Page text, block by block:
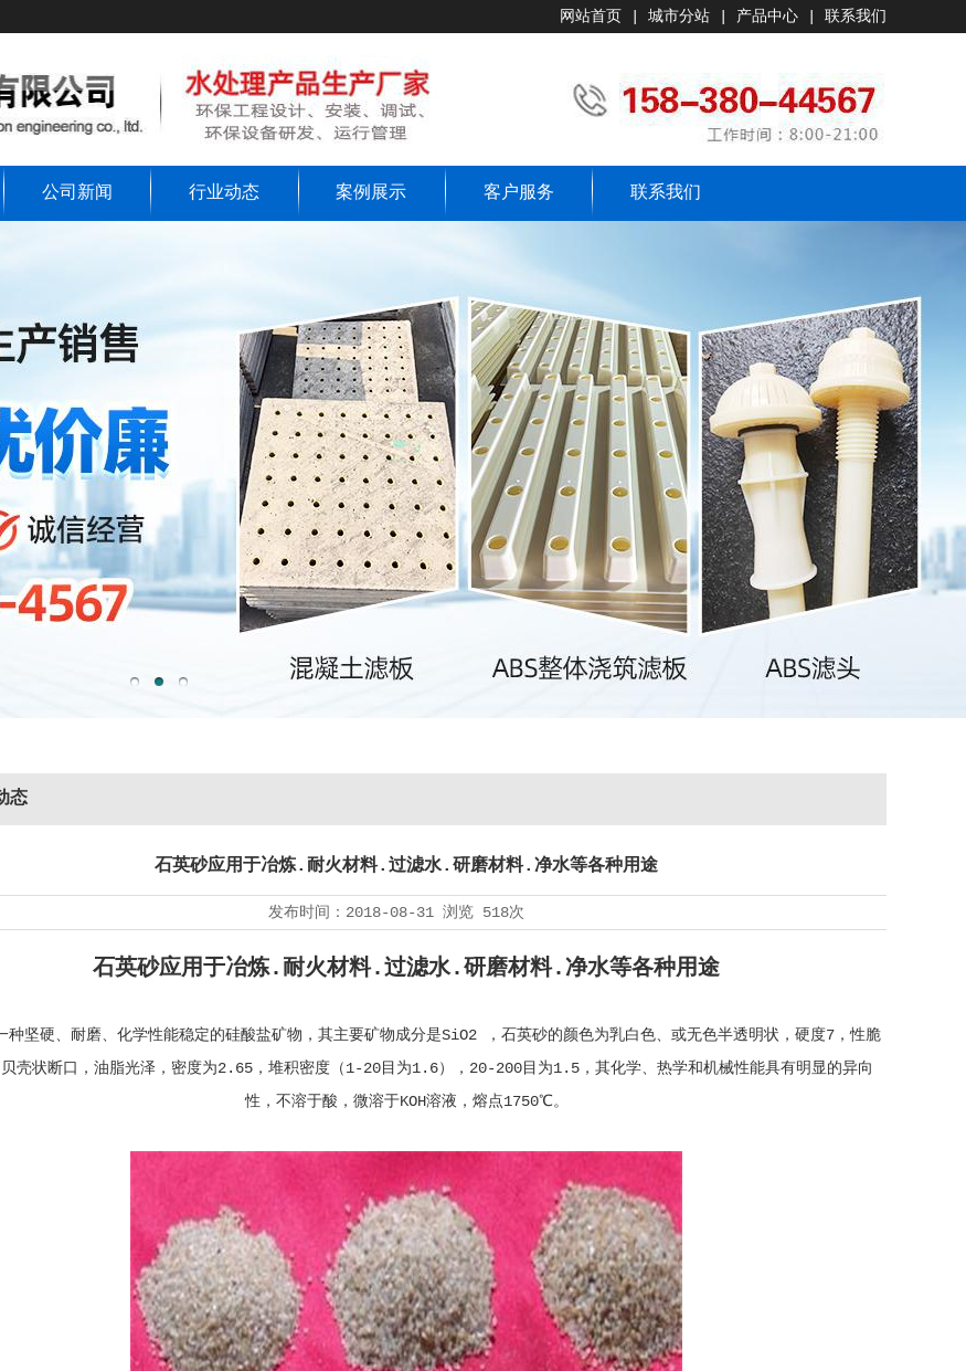
网站首页 城市分站 产品中心 联系我们
公司新闻 行业动态 案例展示 客户服务 联系我们
态
石英砂应用于冶炼.耐火材料.过滤水.研磨材料.净水等各种用途
发布时间： 2018-08-31 浏览 518次
石英砂应用于冶炼.耐火材料.过滤水.研磨材料.净水等各种用途
种坚硬、耐磨、化学性能稳定的硅酸盐矿物，其主要矿物成分是SiO2 ，石英砂的颜色为乳白色、或无色半透明状，硬度7，性脆
壳状断口，油脂光泽，密度为2.65，堆积密度（1-20目为1.6），20-200目为1.5，其化学、热学和机械性能具有明显的异向
性，不溶于酸，微溶于KOH溶液，熔点1750℃。